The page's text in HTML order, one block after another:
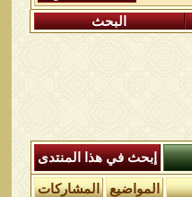
البحث
إبحث في هذا المنتدى
المواضيع المشاركات